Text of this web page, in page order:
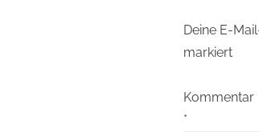
Deine E-
markiert
Kommentar
*